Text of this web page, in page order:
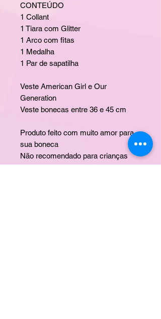
CONTEÚDO
1 Collant
1 Tiara com Glitter
1 Arco com fitas
1 Medalha
1 Par de sapatilha
Veste American Girl e Our
Generation
Veste bonecas entre 36 e 45 cm
Produto feito com muito amor para
sua boneca
Não recomendado para crianças
menores de 03 anos de idade